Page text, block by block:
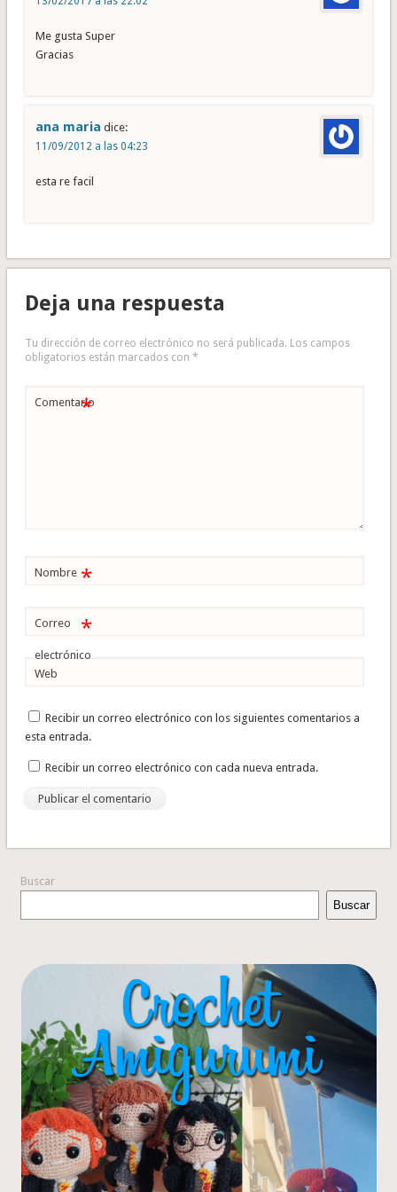
Me gusta Super
Gracias
ana maria dice:
11/09/2012 a las 04:23
esta re facil
Deja una respuesta
Tu dirección de correo electrónico no será publicada. Los campos
obligatorios están marcados con *
Comentario
*
Nombre *
Correo
electrónico
*
Web
Recibir un correo electrónico con los siguientes comentarios a
esta entrada.
Recibir un correo electrónico con cada nueva entrada.
Buscar
Buscar